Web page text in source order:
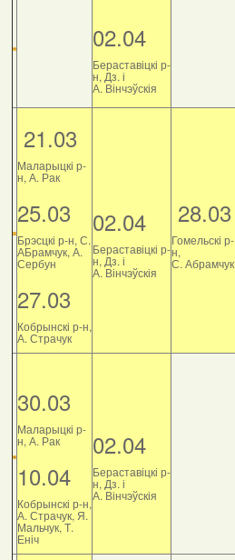
02.04
Бераставіцкі р-
н, Дз. і
А. Вінчэўскія
21.03
Маларыцкі р-
н, А. Рак
25.03
Брэсцкі р-н, С.
АБрамчук, А.
Сербун
27.03
Кобрынскі р-н,
А. Страчук
02.04
Бераставіцкі р-
н, Дз. і
А. Вінчэўскія
28.03
Гомельскі р-
н,
С. Абрамчук
30.03
Маларыцкі р-
н, А. Рак
10.04
Кобрынскі р-н,
А. Страчук, Я.
Мальчук, Т.
Еніч
02.04
Бераставіцкі р-
н, Дз. і
А. Вінчэўскія